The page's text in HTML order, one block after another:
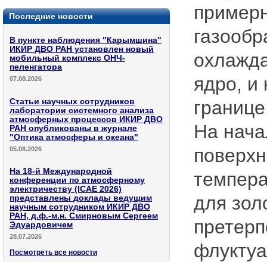
Последние новости
В пункте наблюдения "Карымшина"
ИКИР ДВО РАН установлен новый
мобильный комплекс ОНЧ-
пеленгатора
07.08.2026
Статьи научных сотрудников
лаборатории системного анализа
атмосферных процессов ИКИР ДВО
РАН опубликованы в журнале
"Оптика атмосферы и океана"
05.08.2026
На 18-й Международной
конференции по атмосферному
электричеству (ICAE 2026)
представлены доклады ведущим
научным сотрудником ИКИР ДВО
РАН, д.ф.-м.н. Смирновым Сергеем
Эдуардовичем
28.07.2026
Посмотреть все новости
ядро, и
На
для